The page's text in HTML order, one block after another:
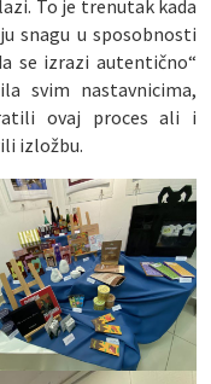
To je trenutak kada
snagu u sposobnosti
se izrazi autentično“
svim nastavnicima,
ovaj proces ali i
izložbu.